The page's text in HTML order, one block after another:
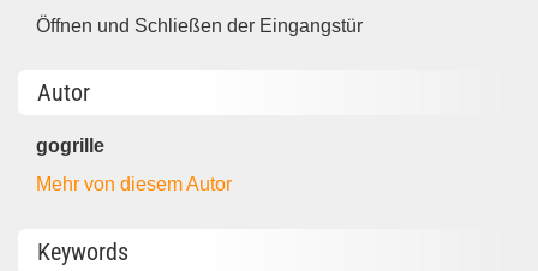
Öffnen und Schließen der Eingangstür
Autor
gogrille
Mehr von diesem Autor
Keywords